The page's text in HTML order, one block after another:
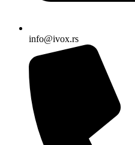
info@ivox.rs